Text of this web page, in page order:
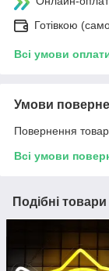
Готівкою
Всі умови
Умови
Повернення
Всі умови
Подібні товари